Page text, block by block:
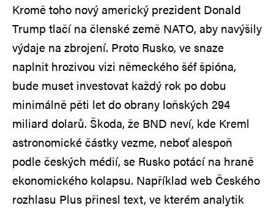
Kromě toho nový americký prezident Donald
Trump tlačí na členské země NATO, aby navýšily
výdaje na zbrojení. Proto Rusko, ve snaze
naplnit hrozivou vizi německého šéf špióna,
bude muset investovat každý rok po dobu
minimálně pěti let do obrany loňských 294
miliard dolarů. Škoda, že BND neví, kde Kreml
astronomické částky vezme, neboť alespoň
podle českých médií, se Rusko potácí na hraně
ekonomického kolapsu. Například web Českého
rozhlasu Plus přinesl text, ve kterém analytik